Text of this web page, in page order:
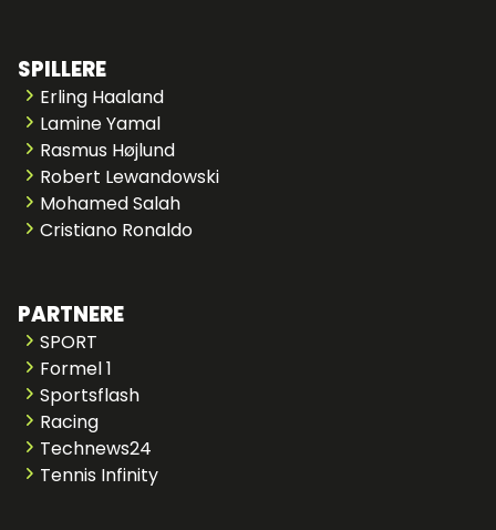
SPILLERE
Erling Haaland
Lamine Yamal
Rasmus Højlund
Robert Lewandowski
Mohamed Salah
Cristiano Ronaldo
PARTNERE
SPORT
Formel 1
Sportsflash
Racing
Technews24
Tennis Infinity